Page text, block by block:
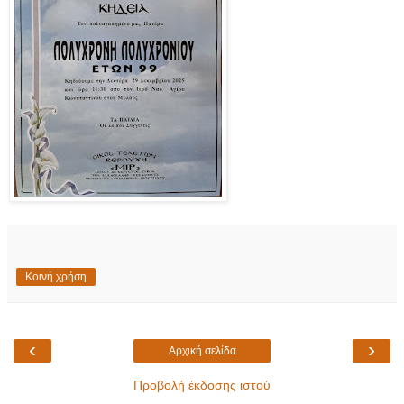
Κοινή χρήση
‹ ›
Αρχική σελίδα
Προβολή έκδοσης ιστού